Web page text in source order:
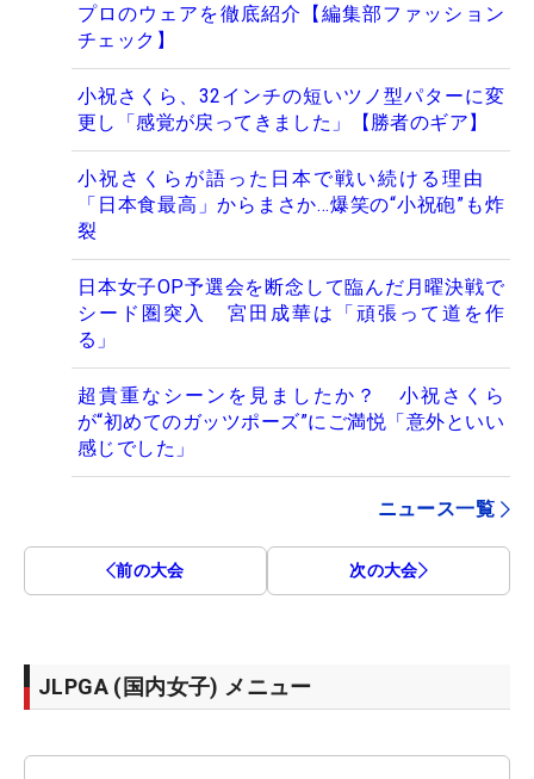
プロのウェアを徹底紹介【編集部ファッション
チェック】
小祝さくら、32インチの短いツノ型パターに変
更し「感覚が戻ってきました」【勝者のギア】
小祝さくらが語った日本で戦い続ける理由
「日本食最高」からまさか…爆笑の“小祝砲”も炸
裂
日本女子OP予選会を断念して臨んだ月曜決戦で
シード圏突入 宮田成華は「頑張って道を作
る」
超貴重なシーンを見ましたか？ 小祝さくら
が“初めてのガッツポーズ”にご満悦「意外といい
感じでした」
ニュース一覧
前の大会 次の大会
JLPGA (国内女子) メニュー